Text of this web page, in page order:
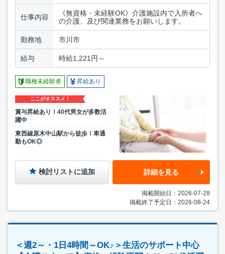
仕事内容
《無資格・未経験OK》介護施設内で入所者へ
の介護、及び関連業務をお願いします。
勤務地 市川市
給与 時給1,221円～
職種未経験者 昇給あり
ここがオススメ！
賞与昇給あり！40代男女が多数活
躍中
東西線原木中山駅から徒歩！車通
勤もOK◎
検討リストに追加 詳細を見る
掲載開始日：2026-07-28
掲載終了予定日：2026-08-24
＜週2～・1日4時間～OK♪＞生活のサポート中心